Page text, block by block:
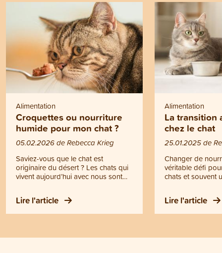
Alimentation
Croquettes ou nourriture
humide pour mon chat ?
05.02.2026 de Rebecca Krieg
Saviez-vous que le chat est
originaire du désert ? Les chats qui
vivent aujourd’hui avec nous sont
africain (Felis silvestris lybica). Cette
information est essentielle pour
choisir si la nourriture sèche ou la
Lire l'article
Alimentation
La transition
chez le chat
25.01.2025 de
Changer de
véritable défi
chats et souvent
gourmandise ou
chats n'en font
préférences très
Lire l'article